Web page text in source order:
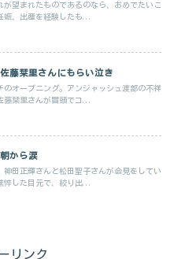
が望まれたものであるのなら、おめでたいこ
娠、出産を経験したも...
藤栞里さんにもらい泣き
のオープニング。アンジャッシュ渡部の不祥
藤栞里さんが冒頭でコ...
から涙
神田正輝さんと松田聖子さんが会見をしてい
悴した目元で、絞り出...
リンク